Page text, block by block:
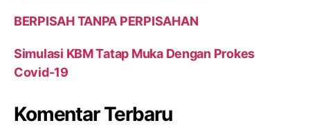
BERPISAH TANPA PERPISAHAN
Simulasi KBM Tatap Muka Dengan Prokes
Covid-19
Komentar Terbaru